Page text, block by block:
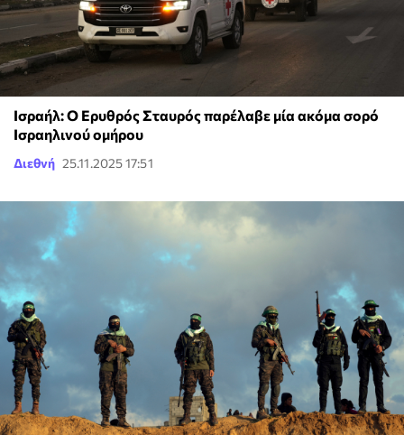
Ισραήλ: Ο Ερυθρός Σταυρός παρέλαβε μία ακόμα σορό
Ισραηλινού ομήρου
Διεθνή 25.11.2025 17:51